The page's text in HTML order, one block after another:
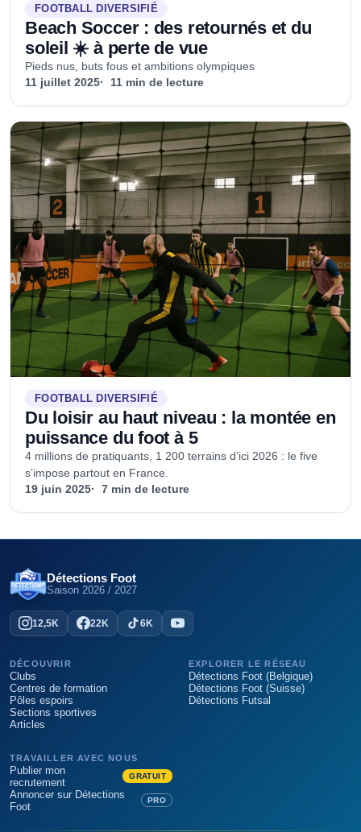
FOOTBALL DIVERSIFIÉ
Beach Soccer : des retournés et du
soleil ☀️ à perte de vue
Pieds nus, buts fous et ambitions olympiques
11 juillet 2025 11 min de lecture
FOOTBALL DIVERSIFIÉ
Du loisir au haut niveau : la montée en
puissance du foot à 5
4 millions de pratiquants, 1 200 terrains d’ici 2026 : le five
s’impose partout en France.
19 juin 2025 7 min de lecture
Détections Foot
Saison 2026 / 2027
12,5K 22K 6K
DÉCOUVRIR
Clubs
Centres de formation
Pôles espoirs
Sections sportives
Articles
EXPLORER LE RÉSEAU
Détections Foot (Belgique)
Détections Foot (Suisse)
Détections Futsal
TRAVAILLER AVEC NOUS
Publier mon
recrutement
GRATUIT
Annoncer sur Détections
Foot
PRO